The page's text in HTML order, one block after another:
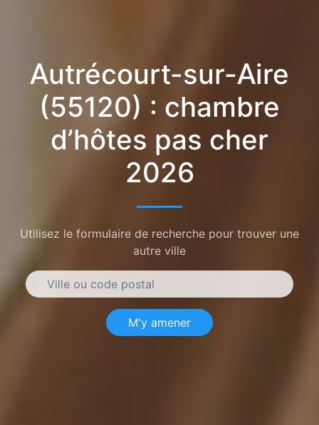
Autrécourt-sur-Aire
(55120) : chambre
d’hôtes pas cher
2026
Utilisez le formulaire de recherche pour trouver une
autre ville
M'y amener